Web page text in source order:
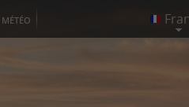
MÉTÉO